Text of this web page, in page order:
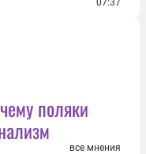
07:37
поляки
все мнения